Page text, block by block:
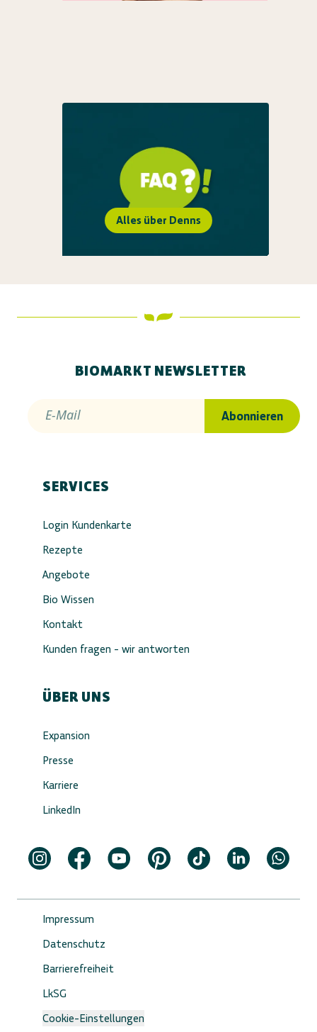
Alles über Denns
BIOMARKT NEWSLETTER
E-Mail Abonnieren
SERVICES
Login Kundenkarte
Rezepte
Angebote
Bio Wissen
Kontakt
Kunden fragen - wir antworten
ÜBER UNS
Expansion
Presse
Karriere
LinkedIn
Impressum
Datenschutz
Barrierefreiheit
LkSG
Cookie-Einstellungen